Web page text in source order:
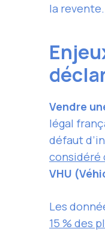
la revente.
Vendre
légal
défaut
considéré
VHU
Les
15 % des